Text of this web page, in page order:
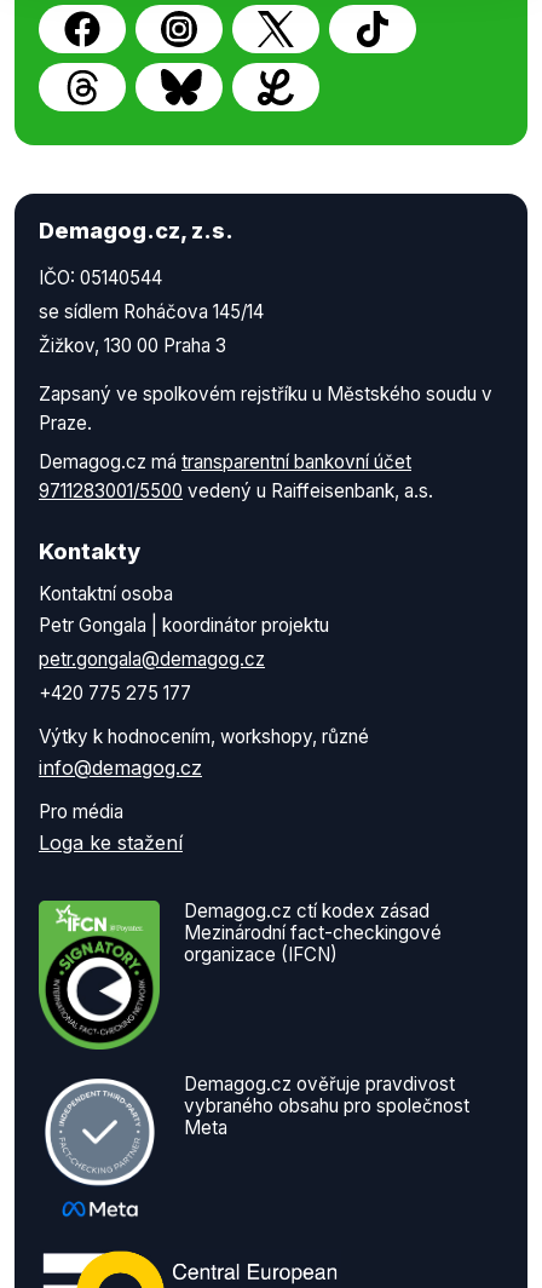
Demagog.cz, z.s.
IČO: 05140544
se sídlem Roháčova 145/14
Žižkov, 130 00 Praha 3
Zapsaný ve spolkovém rejstříku u Městského soudu v
Praze.
Demagog.cz má transparentní bankovní účet
9711283001/5500 vedený u Raiffeisenbank, a.s.
Kontakty
Kontaktní osoba
Petr Gongala | koordinátor projektu
petr.gongala@demagog.cz
+420 775 275 177
Výtky k hodnocením, workshopy, různé
info@demagog.cz
Pro média
Loga ke stažení
Demagog.cz ctí kodex zásad
Mezinárodní fact-checkingové
organizace (IFCN)
Demagog.cz ověřuje pravdivost
vybraného obsahu pro společnost
Meta